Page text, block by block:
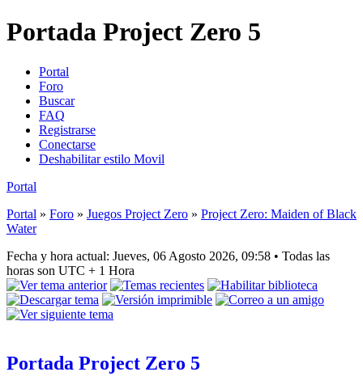
Portada Project Zero 5
Portal
Foro
Buscar
FAQ
Registrarse
Conectarse
Deshabilitar estilo Movil
Portal
Portal » Foro » Juegos Project Zero » Project Zero: Maiden of Black
Water
Fecha y hora actual: Jueves, 06 Agosto 2026, 09:58 • Todas las
horas son UTC + 1 Hora
Portada Project Zero 5